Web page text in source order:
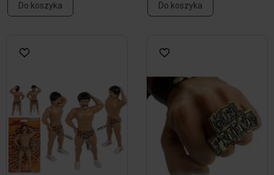
Do koszyka Do koszyka